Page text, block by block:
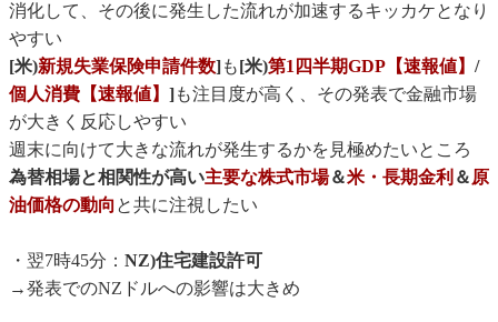
消化して、その後に発生した流れが加速するキッカケとなり
やすい
[米)新規失業保険申請件数]も[米)第1四半期GDP【速報値】 /
個人消費【速報値】 ]も注目度が高く、その発表で金融市場
が大きく反応しやすい
週末に向けて大きな流れが発生するかを見極めたいところ
為替相場と相関性が高い主要な株式市場＆米・長期金利 ＆原
油価格の動向 と共に注視したい
・翌7時45分： NZ)住宅建設許可
→発表でのNZドルへの影響は大きめ